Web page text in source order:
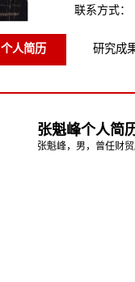
联系方式：
个人简历 研究成
张魁峰个人简
张魁峰，男，曾任财